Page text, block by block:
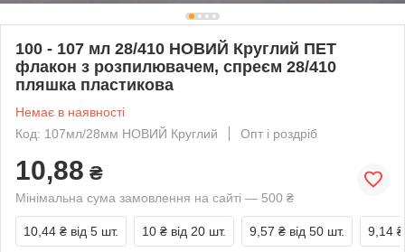
100 - 107 мл 28/410 НОВИЙ Круглий ПЕТ
флакон з розпилювачем, спреєм 28/410
пляшка пластикова
Немає в наявності
Код: 107мл/28мм НОВИЙ Круглий
Опт і роздріб
10,88 ₴
Мінімальна сума замовлення на сайті — 500 ₴
10,44 ₴ від 5 шт. 10 ₴ від 20 шт. 9,57 ₴ від 50 шт. 9,14 ₴